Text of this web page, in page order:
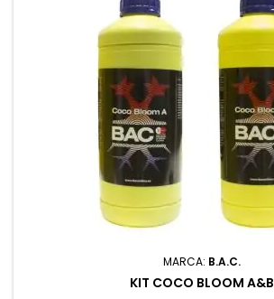
MARCA: B.A.C.
KIT COCO BLOOM A&B